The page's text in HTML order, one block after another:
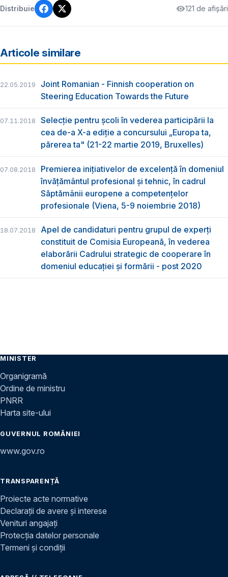
Distribuie 121 de afișări
Articole similare
22.05.2019
Joint Romanian - Finnish cooperation on
Steering Education Towards the Future
07.11.2018
Selecție pentru școli în vederea participării la
cea de-a X-a ediție a concursului „Europa ta,
părerea ta" (21-22 martie 2019, Bruxelles)
07.08.2018
Premierea inițiativelor de excelență în domeniul
învățământul profesional și tehnic, în cadrul
Săptămânii europene a competențelor
profesionale (Viena, 5-9 noiembrie 2018)
18.07.2018
Apel de candidaturi pentru grupul de experți
constituit de Comisia Europeană, în vederea
elaborării Cadrului strategic de cooperare în
domeniul educației și formării - post 2020
MINISTER
Organigramă
Ordine de ministru
PNRR
Harta site-ului
GUVERNUL ROMÂNIEI
www.gov.ro
TRANSPARENȚĂ
Proiecte acte normative
Declarații de avere și interese
Venituri angajați
Protecția datelor personale
Termeni și condiții